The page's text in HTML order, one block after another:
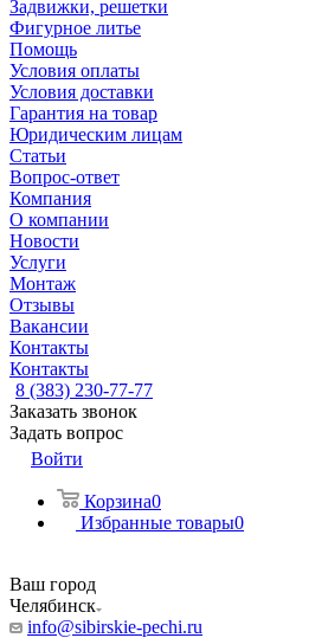
Задвижки, решетки
Фигурное литье
Помощь
Условия оплаты
Условия доставки
Гарантия на товар
Юридическим лицам
Статьи
Вопрос-ответ
Компания
О компании
Новости
Услуги
Монтаж
Отзывы
Вакансии
Контакты
Контакты
8 (383) 230-77-77
Заказать звонок
Задать вопрос
Войти
Корзина0
Избранные товары0
Ваш город
Челябинск
info@sibirskie-pechi.ru